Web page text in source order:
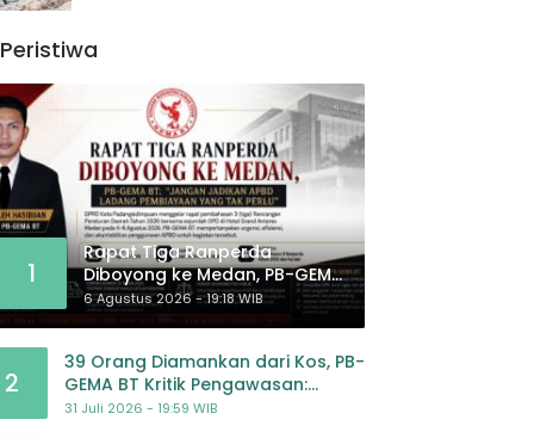
Peristiwa
1
Rapat Tiga Ranperda
Diboyong ke Medan, PB-GEMA
BT: Jangan Jadikan APBD
Ladang Pembiayaan yang
6 Agustus 2026 - 19:18 WIB
2
39 Orang Diamankan dari Kos, PB-
GEMA BT Kritik Pengawasan:
Jangan Tunggu Masyarakat
31 Juli 2026 - 19:59 WIB